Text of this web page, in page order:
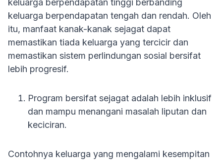
keluarga berpendapatan tinggi berbanding
keluarga berpendapatan tengah dan rendah. Oleh
itu, manfaat kanak-kanak sejagat dapat
memastikan tiada keluarga yang tercicir dan
memastikan sistem perlindungan sosial bersifat
lebih progresif.
Program bersifat sejagat adalah lebih inklusif
dan mampu menangani masalah liputan dan
keciciran.
Contohnya keluarga yang mengalami kesempitan